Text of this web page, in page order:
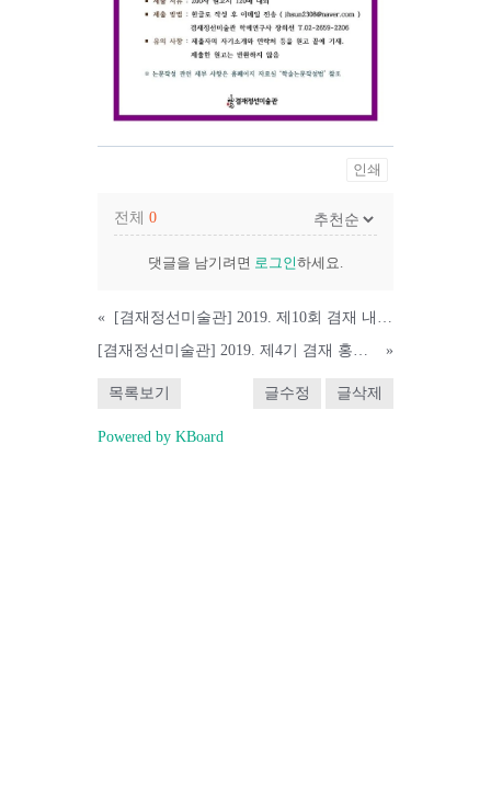
인쇄
전체 0
댓글을 남기려면 로그인하세요.
«
»
목록보기 글수정 글삭제
Powered by KBoard